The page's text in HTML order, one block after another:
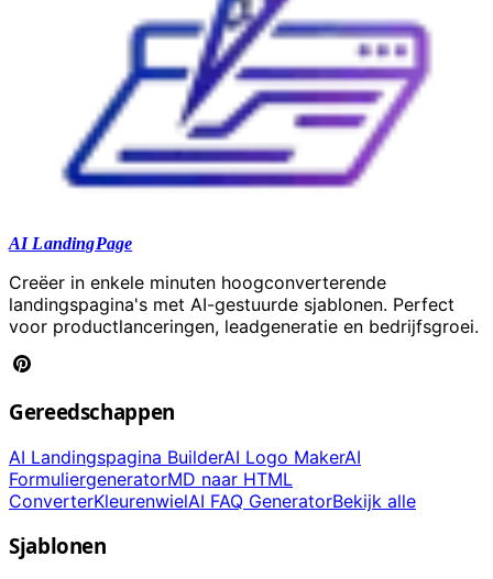
AI LandingPage
Creëer in enkele minuten hoogconverterende
landingspagina's met AI-gestuurde sjablonen. Perfect
voor productlanceringen, leadgeneratie en bedrijfsgroei.
Gereedschappen
AI Landingspagina BuilderAI Logo MakerAI
FormuliergeneratorMD naar HTML
ConverterKleurenwielAI FAQ GeneratorBekijk alle
Sjablonen